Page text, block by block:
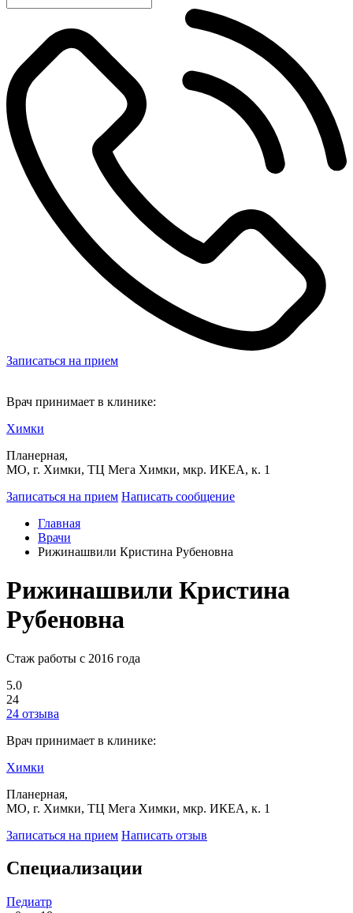
Записаться на прием
Врач принимает в клинике:
Химки
Планерная,
МО, г. Химки, ТЦ Мега Химки, мкр. ИКЕА, к. 1
Записаться на прием Написать сообщение
Главная
Врачи
Рижинашвили Кристина Рубеновна
Рижинашвили Кристина
Рубеновна
Стаж работы с 2016 года
5.0
24
24 отзыва
Врач принимает в клинике:
Химки
Планерная,
МО, г. Химки, ТЦ Мега Химки, мкр. ИКЕА, к. 1
Записаться на прием Написать отзыв
Специализации
Педиатр